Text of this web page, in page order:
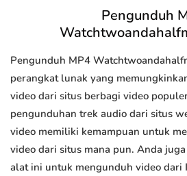
Pengunduh
Pengunduh MP4
perangkat lunak yang
video dari situs berbagi video
pengunduhan trek audio dari situs
video memiliki kemampuan untuk
video dari situs mana pun. Anda
alat ini untuk mengunduh video dari